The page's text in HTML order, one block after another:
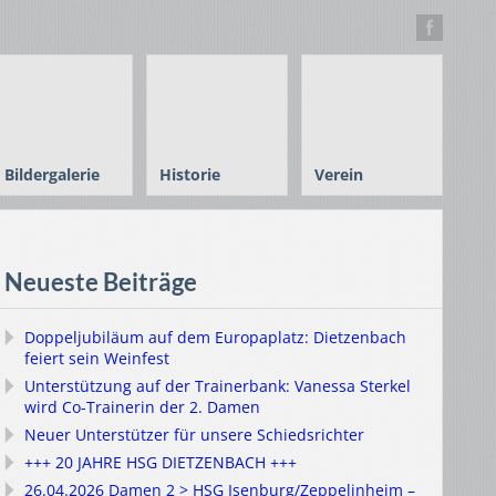
Bildergalerie Historie Verein
Neueste Beiträge
Doppeljubiläum auf dem Europaplatz: Dietzenbach
feiert sein Weinfest
Unterstützung auf der Trainerbank: Vanessa Sterkel
wird Co-Trainerin der 2. Damen
Neuer Unterstützer für unsere Schiedsrichter
+++ 20 JAHRE HSG DIETZENBACH +++
26.04.2026 Damen 2 > HSG Isenburg/Zeppelinheim –